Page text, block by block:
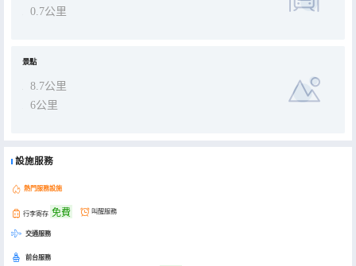
0.7公里
景點
8.7公里
6公里
設施服務
熱門服務設施
行李寄存 免費 叫醒服務
交通服務
前台服務